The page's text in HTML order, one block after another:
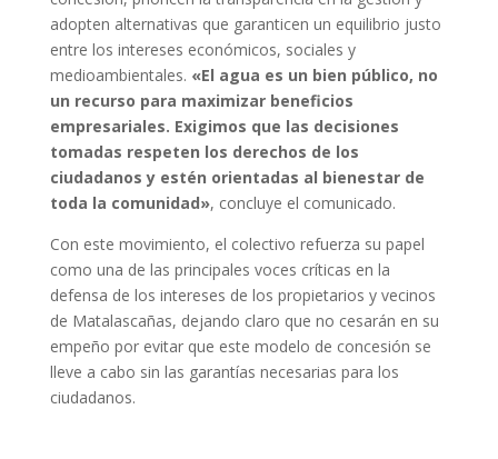
adopten alternativas que garanticen un equilibrio justo
entre los intereses económicos, sociales y
medioambientales. «El agua es un bien público, no
un recurso para maximizar beneficios
empresariales. Exigimos que las decisiones
tomadas respeten los derechos de los
ciudadanos y estén orientadas al bienestar de
toda la comunidad», concluye el comunicado.
Con este movimiento, el colectivo refuerza su papel
como una de las principales voces críticas en la
defensa de los intereses de los propietarios y vecinos
de Matalascañas, dejando claro que no cesarán en su
empeño por evitar que este modelo de concesión se
lleve a cabo sin las garantías necesarias para los
ciudadanos.